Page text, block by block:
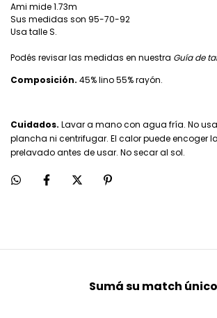
Ami mide 1.73m
Sus medidas son 95-70-92
Usa talle S.
Podés revisar las medidas en nuestra Guía de
Composición. 45% lino 55% rayón.
Cuidados. Lavar a mano con agua fría. No
plancha ni centrifugar. El calor puede encoger
prelavado antes de usar. No secar al sol.
Sumá su match